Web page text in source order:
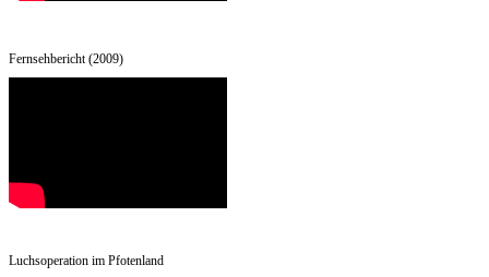
Fernsehbericht (2009)
Luchsoperation im Pfotenland